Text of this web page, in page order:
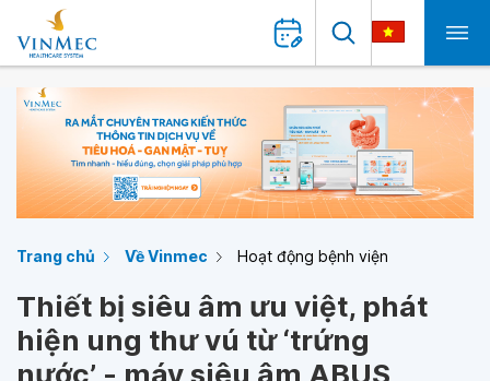
Trang chủ Về Vinmec Hoạt động bệnh viện
Thiết bị siêu âm ưu việt, phát
hiện ung thư vú từ ‘trứng
nước’ - máy siêu âm ABUS